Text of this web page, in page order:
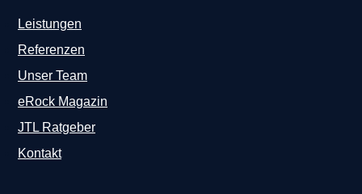
Leistungen
Referenzen
Unser Team
eRock Magazin
JTL Ratgeber
Kontakt